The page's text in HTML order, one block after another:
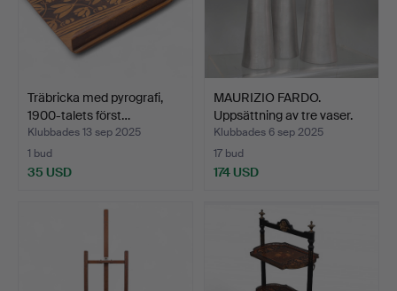
Träbricka med pyrografi,
1900-talets först…
Klubbades 13 sep 2025
1 bud
35 USD
MAURIZIO FARDO.
Uppsättning av tre vaser.
Klubbades 6 sep 2025
17 bud
174 USD